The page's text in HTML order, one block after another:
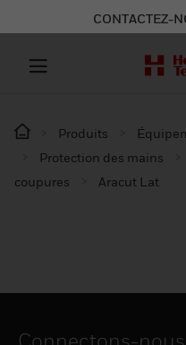
CONTACTEZ-
Produits
Protection des mains
coupures
Aracut Lat